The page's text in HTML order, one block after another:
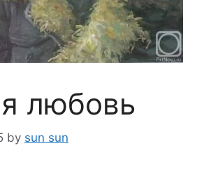
любовь
by sun sun